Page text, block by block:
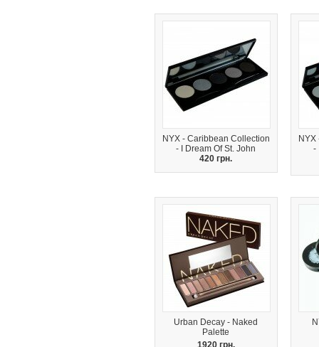
NYX - Caribbean Collection
- I Dream Of St. John
420 грн.
-
Urban Decay - Naked
Palette
1920 грн.